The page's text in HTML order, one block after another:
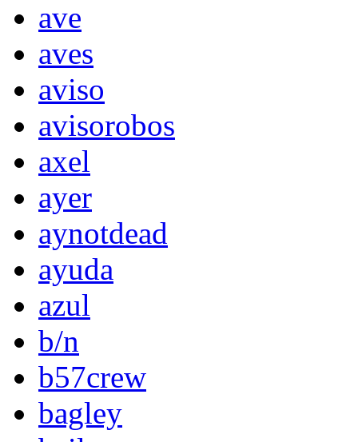
ave
aves
aviso
avisorobos
axel
ayer
aynotdead
ayuda
azul
b/n
b57crew
bagley